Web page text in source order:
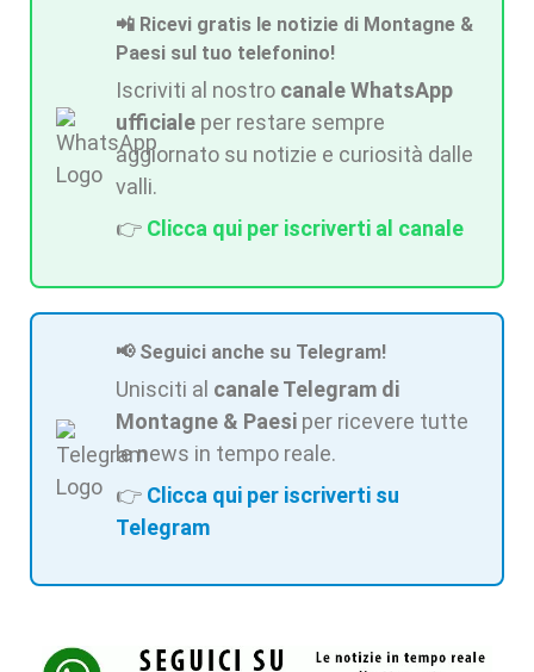
📲 Ricevi gratis le notizie di Montagne &
Paesi sul tuo telefonino!
Iscriviti al nostro canale WhatsApp
ufficiale per restare sempre
aggiornato su notizie e curiosità dalle
valli.
👉 Clicca qui per iscriverti al canale
📢 Seguici anche su Telegram!
Unisciti al canale Telegram di
Montagne & Paesi per ricevere tutte
le news in tempo reale.
👉 Clicca qui per iscriverti su
Telegram